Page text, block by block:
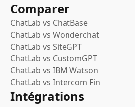
Comparer
ChatLab vs ChatBase
ChatLab vs Wonderchat
ChatLab vs SiteGPT
ChatLab vs CustomGPT
ChatLab vs IBM Watson
ChatLab vs Intercom Fin
Intégrations